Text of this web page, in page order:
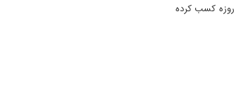
و پایگاه‌های آن مستقر در مرزهای ایران که از سال‌ها قبل برای چنین جنگی تمرین و تجهیزات کافی داشتند، با تجربه‌ای که از جنگ ۱۲ روزه کسب کرده